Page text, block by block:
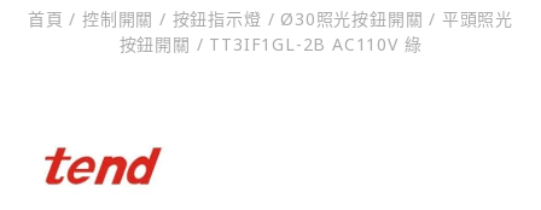
首頁/ 控制開關/ 按鈕指示燈 / Ø30照光按鈕開關/ 平頭照光
按鈕開關 / TT3IF1GL-2B AC110V 綠